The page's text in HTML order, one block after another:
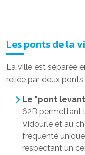
Les ponts de la
La ville est séparée
reliée par deux ponts
Le "pont levant
62B permettant
Vidourle et au
fréquenté
respectant un